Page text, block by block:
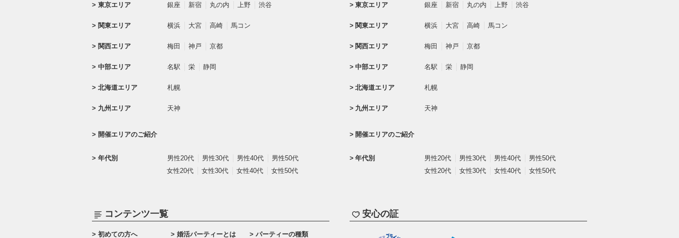
東京エリア 銀座 新宿 丸の内 上野 渋谷
関東エリア 横浜 大宮 高崎 馬コン
関西エリア 梅田 神戸 京都
中部エリア 名駅 栄 静岡
北海道エリア 札幌
九州エリア 天神
開催エリアのご紹介
年代別 男性20代 男性30代 男性40代
男性50代
女性20代
女性30代 女性40代 女性50代
東京エリア 銀座 新宿 丸の内 上野 渋谷
関東エリア 横浜 大宮 高崎 馬コン
関西エリア 梅田 神戸 京都
中部エリア 名駅 栄 静岡
北海道エリア 札幌
九州エリア 天神
開催エリアのご紹介
年代別 男性20代 男性30代 男性40代
男性50代
女性20代
女性30代 女性40代 女性50代
コンテンツ一覧
初めての方へ 婚活パーティーとは パーティーの種類
安心の証